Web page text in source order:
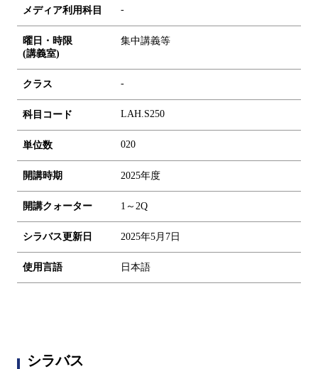
メディア利用科目 -
曜日・時限
(講義室)
集中講義等
クラス -
科目コード LAH.S250
単位数 020
開講時期 2025年度
開講クォーター 1～2Q
シラバス更新日 2025年5月7日
使用言語 日本語
シラバス